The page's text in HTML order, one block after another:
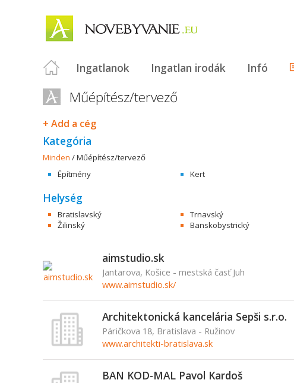
Ingatlanok Ingatlan irodák Infó
Műépítész/tervező
+ Add a cég
Kategória
Minden /Műépítész/tervező
Építmény
Kert
Helység
Bratislavský Trnavský
Žilinský
Banskobystrický
aimstudio.sk
Jantarova, Košice - mestská časť Juh
www.aimstudio.sk/
Architektonická kancelária Sepši s.r.o.
Páričkova 18, Bratislava - Ružinov
www.architekti-bratislava.sk
BAN KOD-MAL Pavol Kardoš